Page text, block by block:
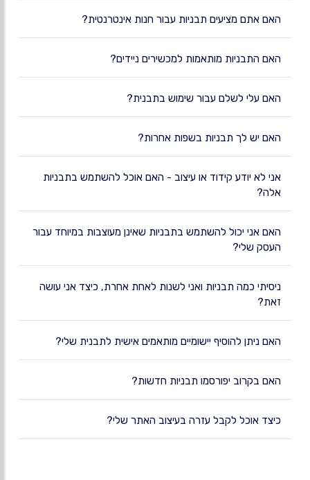
האם אתם מציעים תבניות עבור חנות אינטרנטית?
האם התבניות מותאמות למכשירים ניידים?
האם עלי לשלם עבור שימוש בתבנית?
האם יש לך תבניות בשפות אחרות?
אני לא יודע קידוד או עיצוב - האם אוכל להשתמש בתבניות
אלה?
האם אני יכול להשתמש בתבניות שאינן מעוצבות במיוחד עבור
העסק שלי?
ניסיתי כמה תבניות ואני לשנות לאחת אחרת, כיצד אני עושה
זאת?
האם ניתן להוסיף יישומיים מותאמים אישית לתבנית שלי?
האם בקרוב יפורסמו תבניות חדשות?
כיצד אוכל לקבל עזרה בעיצוב האתר שלי?